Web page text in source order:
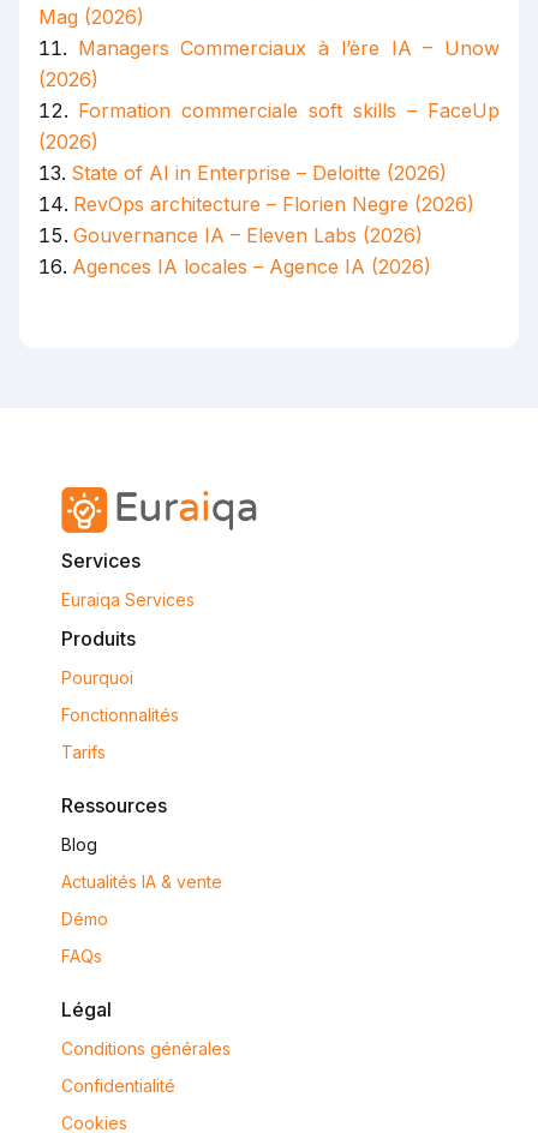
Mag (2026)
Managers Commerciaux à l’ère IA – Unow
(2026)
Formation commerciale soft skills – FaceUp
(2026)
State of AI in Enterprise – Deloitte (2026)
RevOps architecture – Florien Negre (2026)
Gouvernance IA – Eleven Labs (2026)
Agences IA locales – Agence IA (2026)
Services
Euraiqa Services
Produits
Pourquoi
Fonctionnalités
Tarifs
Ressources
Blog
Actualités IA & vente
Démo
FAQs
Légal
Conditions générales
Confidentialité
Cookies